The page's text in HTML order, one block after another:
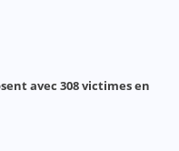
avec 308 victimes en